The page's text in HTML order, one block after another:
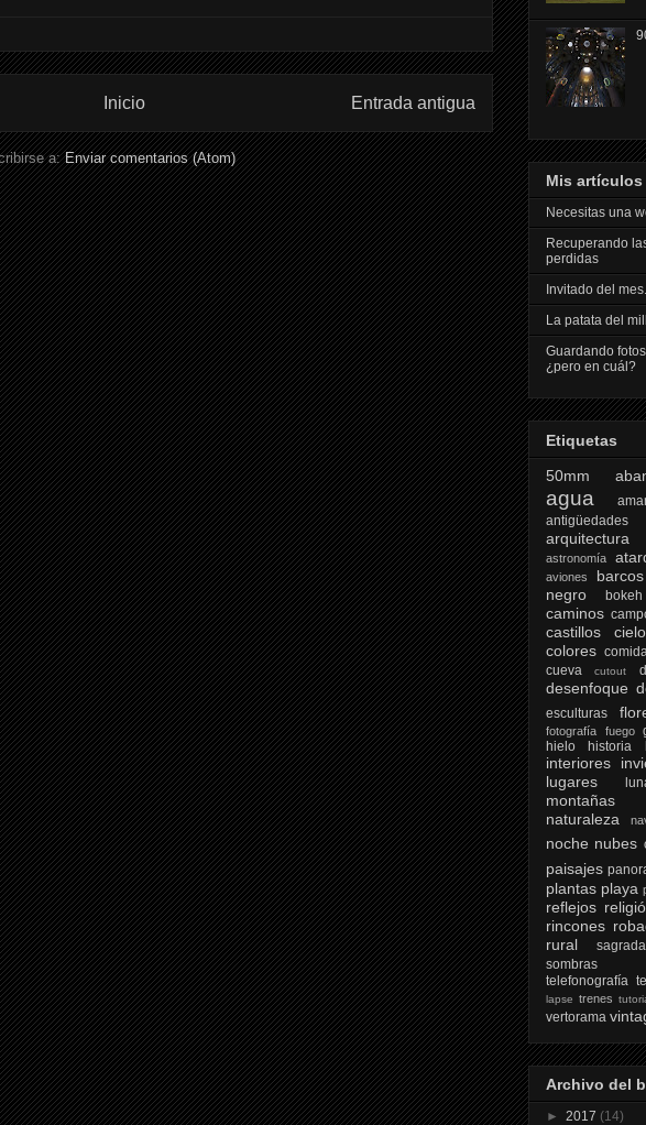
Entrada antigua
Inicio
a:Enviar comentarios (Atom)
Mis artículos
Necesitas una
Recuperando
perdidas
Invitado del
La patata del
Guardando
¿pero en cuál?
Etiquetas
50mm
agua
antigüedades
arquitectura
astronomía
aviones
barcos
negro
bokeh
caminos
castillos cielo
colores comida
cueva cutout
desenfoque
esculturas
fotografía fuego
hielo
historia
interiores
lugares
montañas
naturaleza
noche nubes
paisajes
plantas playa
reflejos
rincones
rural
sombras
telefonografía
lapse trenes
vertorama
Archivo del
► 2017 (14)